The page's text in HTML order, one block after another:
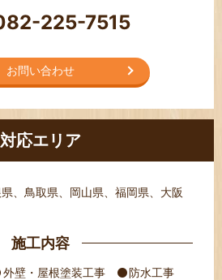
225-7515
お問い合わせ
対応エリア
、鳥取県、岡山県、福岡県、大阪
施工内容
外壁・屋根塗装工事
防水工事